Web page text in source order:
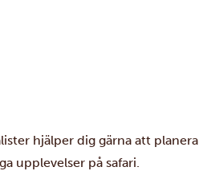
hjälper dig gärna att planera
upplevelser på safari.